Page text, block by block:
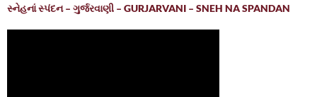
સ્નેહનાં સ્પંદન – ગુર્જરવાણી – GURJARVANI – SNEH NA SPANDAN